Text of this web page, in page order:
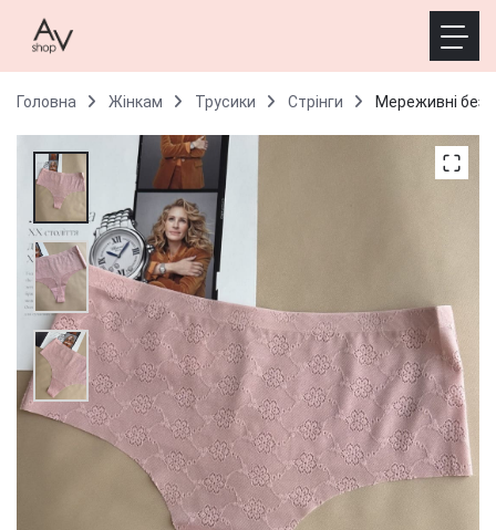
Головна Жінкам Трусики Стрінги Мереживні